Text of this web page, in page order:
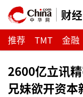
财经
推荐 TMT 金融
2600亿立讯
兄妹欲开资本